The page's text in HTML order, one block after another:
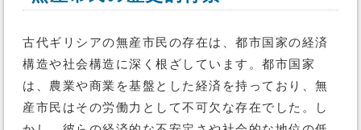
古代ギリシアの無産市民の存在は、都市国家の経済
構造や社会構造に深く根ざしています。都市国家
は、農業や商業を基盤とした経済を持っており、無
産市民はその労働力として不可欠な存在でした。し